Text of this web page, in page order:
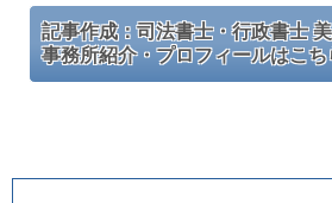
記事作成：司法書士・行政書士
事務所紹介・プロフィールはこち